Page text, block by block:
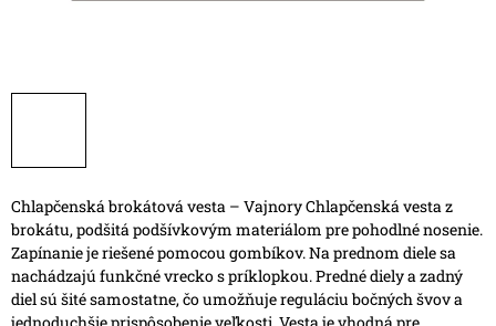
Chlapčenská brokátová vesta – VajnoryChlapčenská vesta z
brokátu, podšitá podšívkovým materiálom pre pohodlné nosenie.
Zapínanie je riešené pomocou gombíkov. Na prednom diele sa
nachádzajú funkčné vrecko s príklopkou.Predné diely a zadný
diel sú šité samostatne, čo umožňuje reguláciu bočných švov a
jednoduchšie prispôsobenie veľkosti.Vesta je vhodná pre